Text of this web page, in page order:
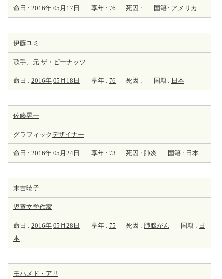
命日 : 2016年 05月17日 享年 : 76 死因 : 国籍 : アメリカ
伊藤ユミ
歌手、元 ザ・ピーナッツ
命日 : 2016年 05月18日 享年 : 76 死因 : 国籍 : 日本
佐藤晃一
グラフィックデザイナー
命日 : 2016年 05月24日 享年 : 73 死因 : 肺炎 国籍 : 日本
末吉暁子
児童文学作家
命日 : 2016年 05月28日 享年 : 75 死因 : 肺腺がん 国籍 : 日
本
モハメド・アリ